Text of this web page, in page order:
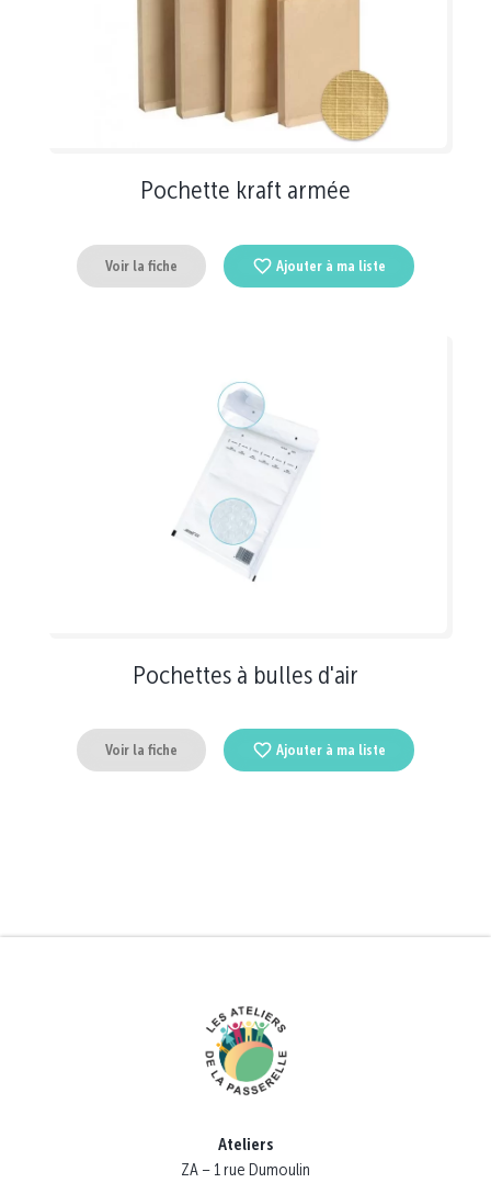
Pochette kraft armée
Voir la fiche Ajouter à ma liste
Pochettes à bulles d'air
Voir la fiche Ajouter à ma liste
Ateliers
ZA – 1 rue Dumoulin